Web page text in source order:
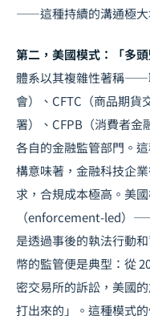
——這種持續的溝通極大
第二，美國模式：「多
體系以其複雜性著稱——
會）、CFTC（商品期貨
署）、CFPB（消費者金
各自的金融監管部門。
構意味著，金融科技企
求，合規成本極高。美
（enforcement-led）
是透過事後的執法行動
幣的監管便是典型：從
密交易所的訴訟，美國
打出來的」。這種模式